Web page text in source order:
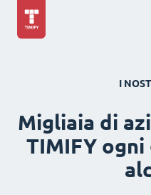
I
Migliaia di
TIMIFY ogni